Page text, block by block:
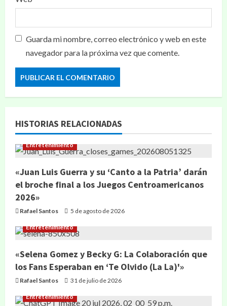
Guarda mi nombre, correo electrónico y web en este
navegador para la próxima vez que comente.
HISTORIAS RELACIONADAS
Entretenimiento
«Juan Luis Guerra y su ‘Canto a la Patria’ darán
el broche final a los Juegos Centroamericanos
2026»
Rafael Santos 5 de agosto de 2026
Entretenimiento
«Selena Gomez y Becky G: La Colaboración que
los Fans Esperaban en ‘Te Olvido (La La)'»
Rafael Santos 31 de julio de 2026
Entretenimiento